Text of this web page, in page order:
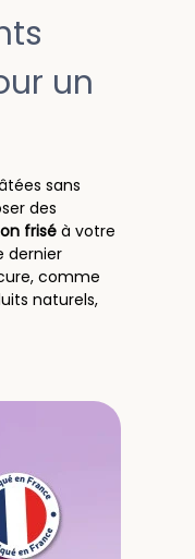
un
sans
des
frisé à votre
dernier
comme
naturels,